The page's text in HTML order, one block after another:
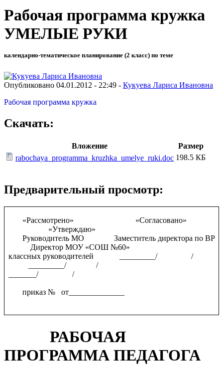
Рабочая программа кружка
УМЕЛЫЕ РУКИ
календарно-тематическое планирование (2 класс) по теме
Опубликовано 04.01.2012 - 22:49 - Кукуева Лариса Ивановна
Рабочая программа кружка
Скачать:
Вложение
Размер
rabochaya_programma_kruzhka_umelye_ruki.doc 198.5 КБ
Предварительный просмотр:
«Рассмотрено» «Согласовано»
«Утверждаю»
Руководитель МО Заместитель директора по ВР
Директор МОУ «СОШ №60»
классных руководителей _________/ /
_________/ /
_______/ /
приказ № от______________
РАБОЧАЯ
ПРОГРАММА ПЕДАГОГА